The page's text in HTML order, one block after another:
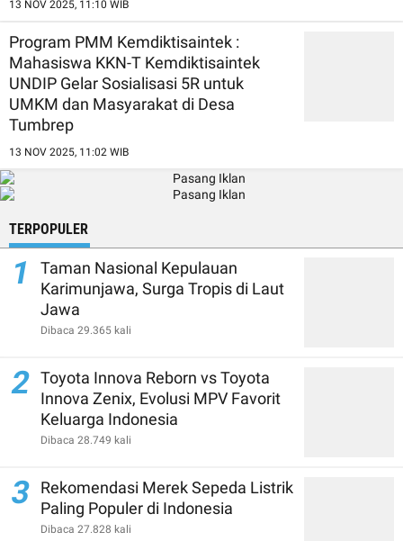
13 NOV 2025, 11:10 WIB
Program PMM Kemdiktisaintek :
Mahasiswa KKN-T Kemdiktisaintek
UNDIP Gelar Sosialisasi 5R untuk
UMKM dan Masyarakat di Desa
Tumbrep
13 NOV 2025, 11:02 WIB
TERPOPULER
1
Taman Nasional Kepulauan
Karimunjawa, Surga Tropis di Laut
Jawa
Dibaca 29.365 kali
2 Toyota Innova Reborn vs Toyota
Innova Zenix, Evolusi MPV Favorit
Keluarga Indonesia
Dibaca 28.749 kali
3
Rekomendasi Merek Sepeda Listrik
Paling Populer di Indonesia
Dibaca 27.828 kali